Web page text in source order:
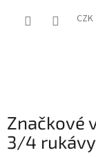
CZK
Značkové
3/4